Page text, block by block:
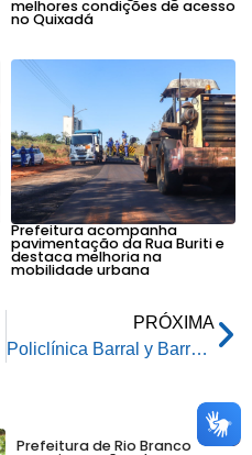
melhores condições de acesso
no Quixadá
Prefeitura acompanha
pavimentação da Rua Buriti e
destaca melhoria na
mobilidade urbana
PRÓXIMA
Policlínica Barral y Barral deixará de atender em horário estendido
Prefeitura de Rio Branco